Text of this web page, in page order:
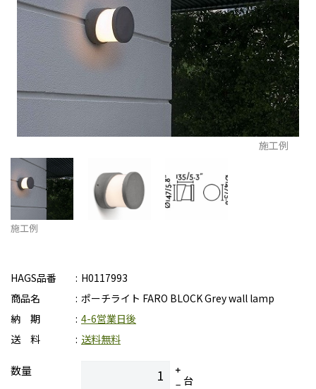
施工例
施工例
HAGS品番
H0117993
商品名
ポーチライト FARO BLOCK Grey wall lamp
納 期
4-6営業日後
送 料
送料無料
数量
台